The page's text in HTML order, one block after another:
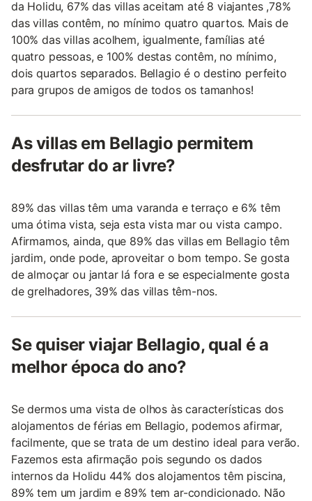
da Holidu, 67% das villas aceitam até 8 viajantes ,78%
das villas contêm, no mínimo quatro quartos. Mais de
100% das villas acolhem, igualmente, famílias até
quatro pessoas, e 100% destas contêm, no mínimo,
dois quartos separados. Bellagio é o destino perfeito
para grupos de amigos de todos os tamanhos!
As villas em Bellagio permitem
desfrutar do ar livre?
89% das villas têm uma varanda e terraço e 6% têm
uma ótima vista, seja esta vista mar ou vista campo.
Afirmamos, ainda, que 89% das villas em Bellagio têm
jardim, onde pode, aproveitar o bom tempo. Se gosta
de almoçar ou jantar lá fora e se especialmente gosta
de grelhadores, 39% das villas têm-nos.
Se quiser viajar Bellagio, qual é a
melhor época do ano?
Se dermos uma vista de olhos às características dos
alojamentos de férias em Bellagio, podemos afirmar,
facilmente, que se trata de um destino ideal para verão.
Fazemos esta afirmação pois segundo os dados
internos da Holidu 44% dos alojamentos têm piscina,
89% tem um jardim e 89% tem ar-condicionado. Não